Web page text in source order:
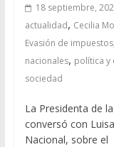
18 septiembre,
actualidad, Cecilia
Evasión de impuestos
nacionales, política y
sociedad
La Presidenta de
conversó con
Nacional, sobre el